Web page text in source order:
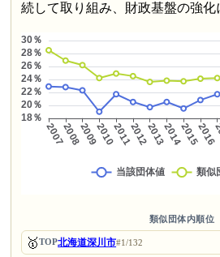
続して取り組み、財政基盤の強化
類似団体内順位
🥇TOP北海道深川市#1/132